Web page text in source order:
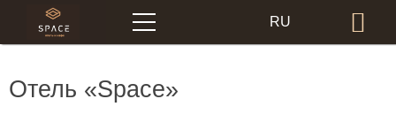
Меню RU
Отель «Space»